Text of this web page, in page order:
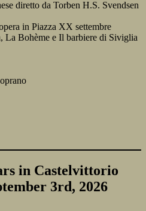
diretto da Torben H.S. Svendsen
in Piazza XX settembre
La Bohème e Il barbiere di Siviglia
in Castelvittorio
3rd, 2026